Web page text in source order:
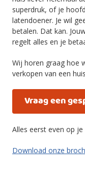
superdruk, of je
latendoener. Je wil
betalen. Dat kan.
regelt alles en je
Wij horen graag hoe
verkopen van een
Vraag een
Alles eerst even op je
Download onze